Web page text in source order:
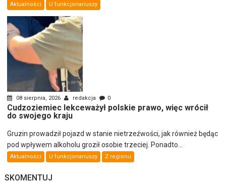
Aktualności U funkcjonariuszy
08 sierpnia, 2026 redakcja 0
Cudzoziemiec lekceważył polskie prawo, więc wrócił
do swojego kraju
Gruzin prowadził pojazd w stanie nietrzeźwości, jak również będąc
pod wpływem alkoholu groził osobie trzeciej. Ponadto...
Aktualności U funkcjonariuszy Z regionu
SKOMENTUJ